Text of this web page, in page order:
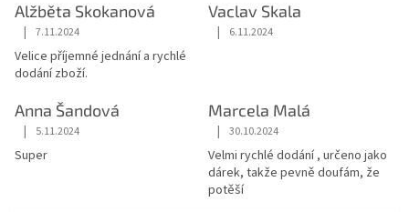
Alžběta Skokanová
Hodnocení obchodu je 5 z 5 hvězdiček.
| 7.11.2024
Velice příjemné jednání a rychlé
dodání zboží.
Vaclav Skala
Hodnocení obchodu je 5 z 5
| 6.11.2024
Anna Šandová
Hodnocení obchodu je 5 z 5 hvězdiček.
| 5.11.2024
Super
Marcela Malá
Hodnocení obchodu je 5 z 5
| 30.10.2024
Velmi rychlé dodání , určeno jako
dárek, takže pevně doufám, že
potěší